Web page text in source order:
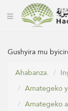
Gushyira mu
Ahabanza.
Amategeko
Amategeko